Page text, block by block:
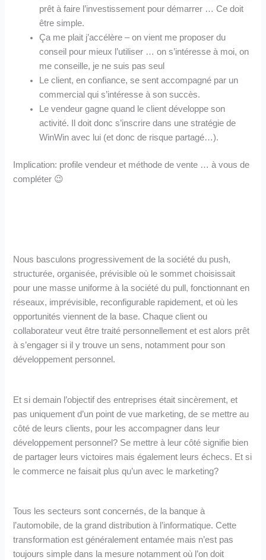
prêt à faire l’investissement pour démarrer … Ce doit
être simple.
Ça me plait j’accélère – on vient me proposer du
conseil pour mieux l’utiliser … on s’intéresse à moi, on
me conseille, je ne suis pas seul
Le client, en confiance, se sent accompagné par un
commercial qui s’intéresse à son succès.
Le vendeur gagne quand le client développe son
activité. Il doit donc s’inscrire dans une stratégie de
WinWin avec lui (et donc de risque partagé…).
Implication: profile vendeur et méthode de vente … à vous de
compléter 😉
Nous basculons progressivement de la société du push,
structurée, organisée, prévisible où le sommet choisissait
pour une masse uniforme à la société du pull, fonctionnant en
réseaux, imprévisible, reconfigurable rapidement, et où les
opportunités viennent de la base. Chaque client ou
collaborateur veut être traité personnellement et est alors prêt
à s’engager si il y trouve un sens, notamment pour son
développement personnel.
Et si demain l’objectif des entreprises était sincèrement, et
pas uniquement d’un point de vue marketing, de se mettre au
côté de leurs clients, pour les accompagner dans leur
développement personnel? Se mettre à leur côté signifie bien
de partager leurs victoires mais également leurs échecs. Et si
le commerce ne faisait plus qu’un avec le marketing?
Tous les secteurs sont concernés, de la banque à
l’automobile, de la grand distribution à l’informatique. Cette
transformation est généralement entamée mais n’est pas
toujours simple dans la mesure notamment où l’on doit